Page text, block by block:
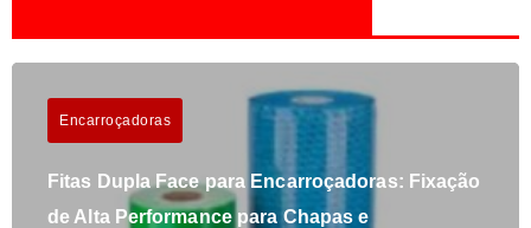
Encarroçadoras
Fitas Dupla Face para Encarroçadoras: Fixação
de Alta Performance para Chapas e